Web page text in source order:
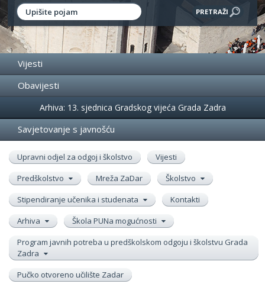
Vijesti
Obavijesti
Događanja
Arhiva: 13. sjednica Gradskog vijeća Grada Zadra
Savjetovanje s javnošću
Upravni odjel za odgoj i školstvo
Vijesti
Predškolstvo
Mreža ZaDar
Školstvo
Stipendiranje učenika i studenata
Kontakti
Arhiva
Škola PUNa mogućnosti
Program javnih potreba u predškolskom odgoju i školstvu Grada
Zadra
Pučko otvoreno učilište Zadar